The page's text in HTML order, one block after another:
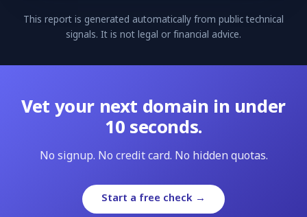
This report is generated automatically from public technical
signals. It is not legal or financial advice.
Vet your next domain in under
10 seconds.
No signup. No credit card. No hidden quotas.
Start a free check →